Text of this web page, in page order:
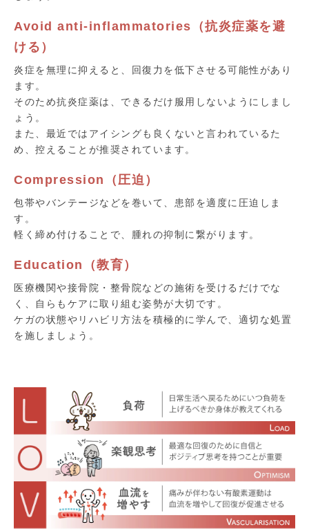
Avoid anti-inflammatories（抗炎症薬を避
ける）
炎症を無理に抑えると、回復力を低下させる可能性があり
ます。
そのため抗炎症薬は、できるだけ服用しないようにしまし
ょう。
また、最近ではアイシングも良くないと言われているた
め、控えることが推奨されています。
Compression（圧迫）
包帯やバンテージなどを巻いて、患部を適度に圧迫しま
す。
軽く締め付けることで、腫れの抑制に繋がります。
Education（教育）
医療機関や接骨院・整骨院などの施術を受けるだけでな
く、自らもケアに取り組む姿勢が大切です。
ケガの状態やリハビリ方法を積極的に学んで、適切な処置
を施しましょう。